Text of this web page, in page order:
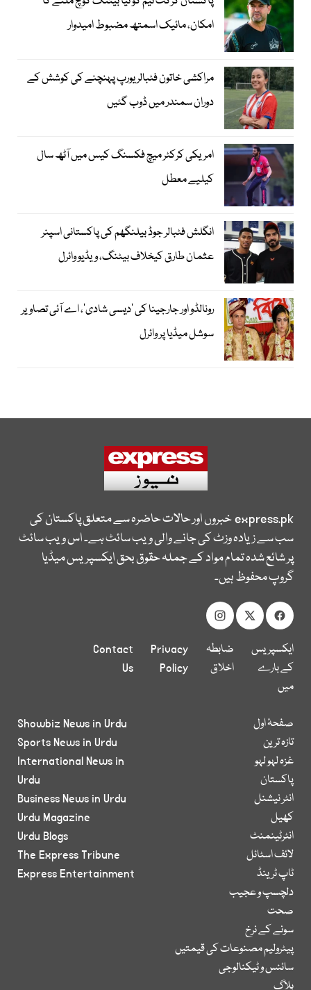
امکان، مائیک اسمتھ مضبوط امیدوار
مراکشی خاتون فٹبالر یورپ پہنچنے کی کوشش کے
دوران سمندر میں ڈوب گئیں
امریکی کرکٹر میچ فکسنگ کیس میں آٹھ سال
کیلیے معطل
انگلش فٹبالر جوڈ بیلنگھم کی پاکستانی اسپنر
عثمان طارق کیخلاف بیٹنگ، ویڈیو وائرل
رونالڈو اور جارجینا کی ’دیسی شادی‘، اے آئی تصاویر
سوشل میڈیا پر وائرل
express.pkخبروں اور حالات حاضرہ سے متعلق پاکستان کی
سب سے زیادہ وزٹ کی جانے والی ویب سائٹ ہے۔ اس ویب سائٹ
پر شائع شدہ تمام مواد کے جملہ حقوق بحق ایکسپریس میڈیا
گروپ محفوظ ہیں۔
ایکسپریس
کے بارے
میں
ضابطہ
اخلاق
Privacy
Policy
Contact
Us
صفحۂ اول
تازہ ترین
غزہ لہو لہو
پاکستان
انٹر نیشنل
کھیل
انٹرٹینمنٹ
لائف اسٹائل
ٹاپ ٹرینڈ
دلچسپ و عجیب
صحت
سونے کے نرخ
پیٹرولیم مصنوعات کی قیمتیں
سائنس و ٹیکنالوجی
بلاگ
Showbiz News in Urdu
Sports News in Urdu
International News in
Urdu
Business News in Urdu
Urdu Magazine
Urdu Blogs
The Express Tribune
Express Entertainment